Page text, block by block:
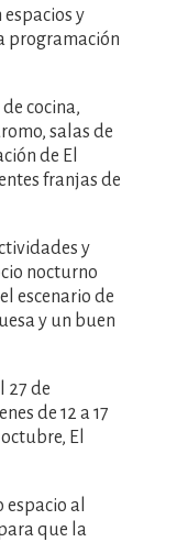
y
programación
de cocina,
salas de
de El
franjas de
y
nocturno
escenario de
y un buen
27 de
de 12 a 17
El
al
que la